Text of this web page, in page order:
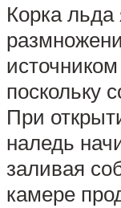
Корка льда
поскольку
При
наледь
заливая
камере